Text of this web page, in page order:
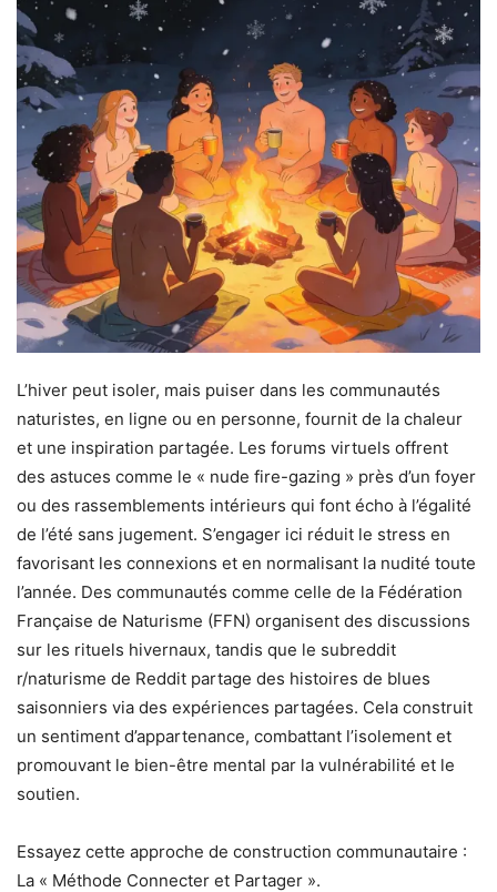
L’hiver peut isoler, mais puiser dans les communautés
naturistes, en ligne ou en personne, fournit de la chaleur
et une inspiration partagée. Les forums virtuels offrent
des astuces comme le « nude fire-gazing » près d’un foyer
ou des rassemblements intérieurs qui font écho à l’égalité
de l’été sans jugement. S’engager ici réduit le stress en
favorisant les connexions et en normalisant la nudité toute
l’année. Des communautés comme celle de la Fédération
Française de Naturisme (FFN) organisent des discussions
sur les rituels hivernaux, tandis que le subreddit
r/naturisme de Reddit partage des histoires de blues
saisonniers via des expériences partagées. Cela construit
un sentiment d’appartenance, combattant l’isolement et
promouvant le bien-être mental par la vulnérabilité et le
soutien.
Essayez cette approche de construction communautaire :
La « Méthode Connecter et Partager ».